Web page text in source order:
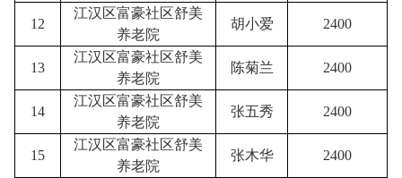
12
江汉区富豪社区舒美
养老院
胡小爱 2400
13
江汉区富豪社区舒美
养老院
陈菊兰 2400
14
江汉区富豪社区舒美
养老院
张五秀 2400
15
江汉区富豪社区舒美
养老院
张木华 2400